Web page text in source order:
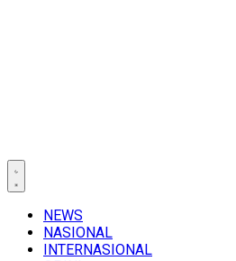
NEWS
NASIONAL
INTERNASIONAL